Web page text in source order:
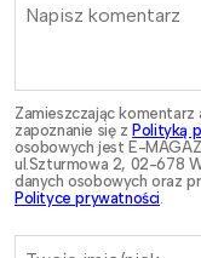
Zamieszczając komentarz
zapoznanie się z Polityką
osobowych jest E-
ul.Szturmowa 2, 02-678
danych osobowych oraz
Polityce prywatności.